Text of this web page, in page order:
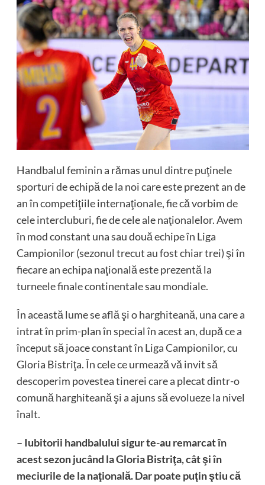
Handbalul feminin a rămas unul dintre puţinele
sporturi de echipă de la noi care este prezent an de
an în competiţiile internaţionale, fie că vorbim de
cele intercluburi, fie de cele ale naţionalelor. Avem
în mod constant una sau două echipe în Liga
Campionilor (sezonul trecut au fost chiar trei) şi în
fiecare an echipa naţională este prezentă la
turneele finale continentale sau mondiale.
În această lume se află şi o harghiteană, una care a
intrat în prim-plan în special în acest an, după ce a
început să joace constant în Liga Campionilor, cu
Gloria Bistriţa. În cele ce urmează vă invit să
descoperim povestea tinerei care a plecat dintr-o
comună harghiteană şi a ajuns să evolueze la nivel
înalt.
– Iubitorii handbalului sigur te-au remarcat în
acest sezon jucând la Gloria Bistriţa, cât şi în
meciurile de la naţională. Dar poate puţin ştiu că